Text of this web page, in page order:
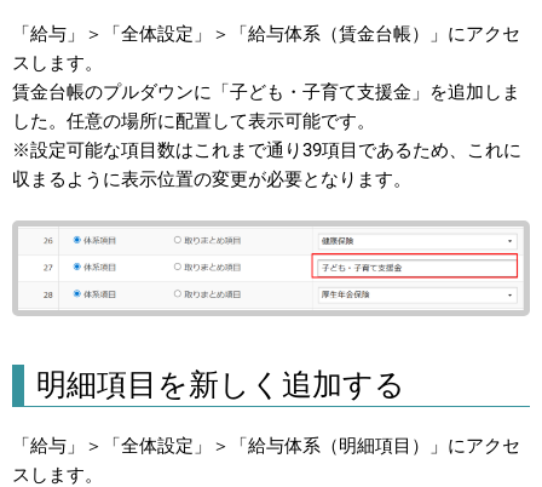
「給与」＞「全体設定」＞「給与体系（賃金台帳）」にアクセ
スします。
賃金台帳のプルダウンに「子ども・子育て支援金」を追加しま
した。任意の場所に配置して表示可能です。
※設定可能な項目数はこれまで通り39項目であるため、これに
収まるように表示位置の変更が必要となります。
明細項目を新しく追加する
「給与」＞「全体設定」＞「給与体系（明細項目）」にアクセ
スします。